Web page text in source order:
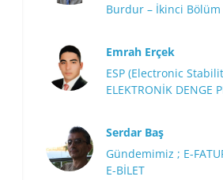
Burdur – İkinci Bölüm
Emrah Erçek
ESP (Electronic
ELEKTRONİK DENGE
Serdar Baş
Gündemimiz ; E-
E-BİLET